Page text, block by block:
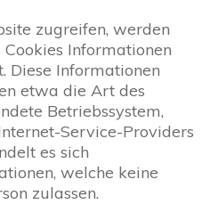
zugreifen, werden
Informationen
Diese Informationen
etwa die Art des
Betriebssystem,
Service-Providers
es sich
welche keine
zulassen.